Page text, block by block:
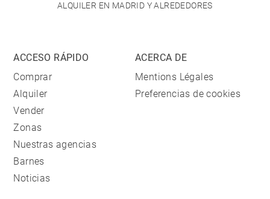
ALQUILER EN MADRID Y ALREDEDORES
ACCESO RÁPIDO
Comprar
Alquiler
Vender
Zonas
Nuestras agencias
Barnes
Noticias
ACERCA DE
Mentions Légales
Preferencias de cookies